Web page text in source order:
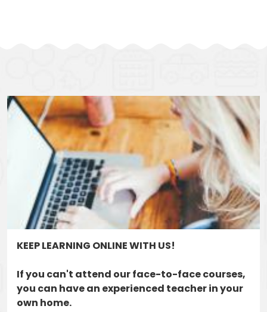
KEEP LEARNING ONLINE WITH US!
If you can't attend our face-to-face courses,
you can have an experienced teacher in your
own home.